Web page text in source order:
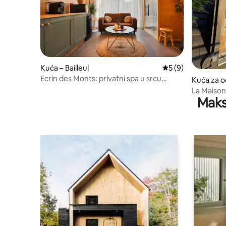
Kuća – Bailleul Prosječna
5 (9)
Ecrin des Monts: privatni spa u srcu
Kuća za
kLa